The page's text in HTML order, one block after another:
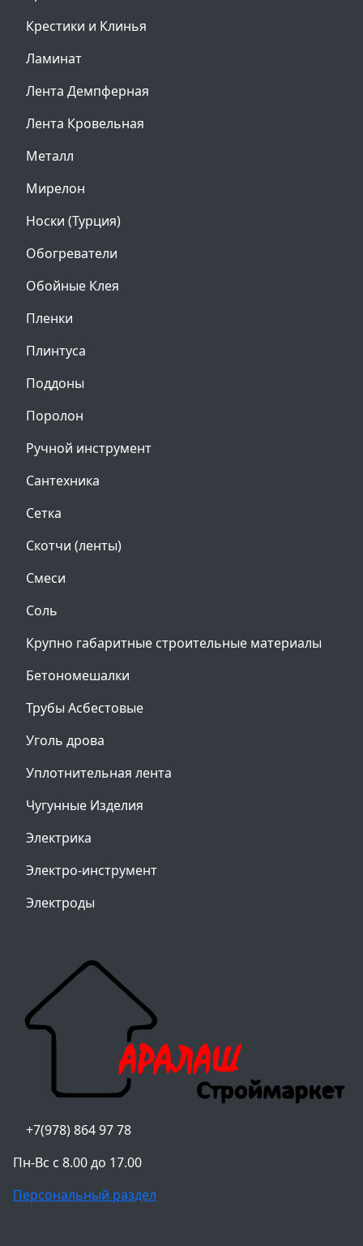
Крестики и Клинья
Ламинат
Лента Демпферная
Лента Кровельная
Металл
Мирелон
Носки (Турция)
Обогреватели
Обойные Клея
Пленки
Плинтуса
Поддоны
Поролон
Ручной инструмент
Сантехника
Сетка
Скотчи (ленты)
Смеси
Соль
Крупно габаритные строительные материалы
Бетономешалки
Трубы Асбестовые
Уголь дрова
Уплотнительная лента
Чугунные Изделия
Электрика
Электро-инструмент
Электроды
+7(978) 864 97 78
Пн-Вс с 8.00 до 17.00
Персональный раздел